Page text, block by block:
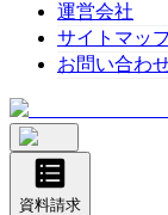
運営会社
サイトマッ
お問い合わ
資料請求